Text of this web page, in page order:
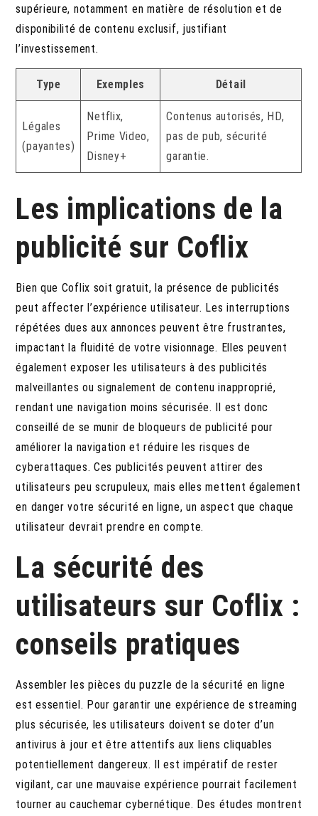
supérieure, notamment en matière de résolution et de
disponibilité de contenu exclusif, justifiant
l’investissement.
Type Exemples Détail
Légales
(payantes)
Netflix,
Prime Video,
Disney+
Contenus autorisés, HD,
pas de pub, sécurité
garantie.
Les implications de la
publicité sur Coflix
Bien que Coflix soit gratuit, la présence de publicités
peut affecter l’expérience utilisateur. Les interruptions
répétées dues aux annonces peuvent être frustrantes,
impactant la fluidité de votre visionnage. Elles peuvent
également exposer les utilisateurs à des publicités
malveillantes ou signalement de contenu inapproprié,
rendant une navigation moins sécurisée. Il est donc
conseillé de se munir de bloqueurs de publicité pour
améliorer la navigation et réduire les risques de
cyberattaques. Ces publicités peuvent attirer des
utilisateurs peu scrupuleux, mais elles mettent également
en danger votre sécurité en ligne, un aspect que chaque
utilisateur devrait prendre en compte.
La sécurité des
utilisateurs sur Coflix :
conseils pratiques
Assembler les pièces du puzzle de la sécurité en ligne
est essentiel. Pour garantir une expérience de streaming
plus sécurisée, les utilisateurs doivent se doter d’un
antivirus à jour et être attentifs aux liens cliquables
potentiellement dangereux. Il est impératif de rester
vigilant, car une mauvaise expérience pourrait facilement
tourner au cauchemar cybernétique. Des études montrent